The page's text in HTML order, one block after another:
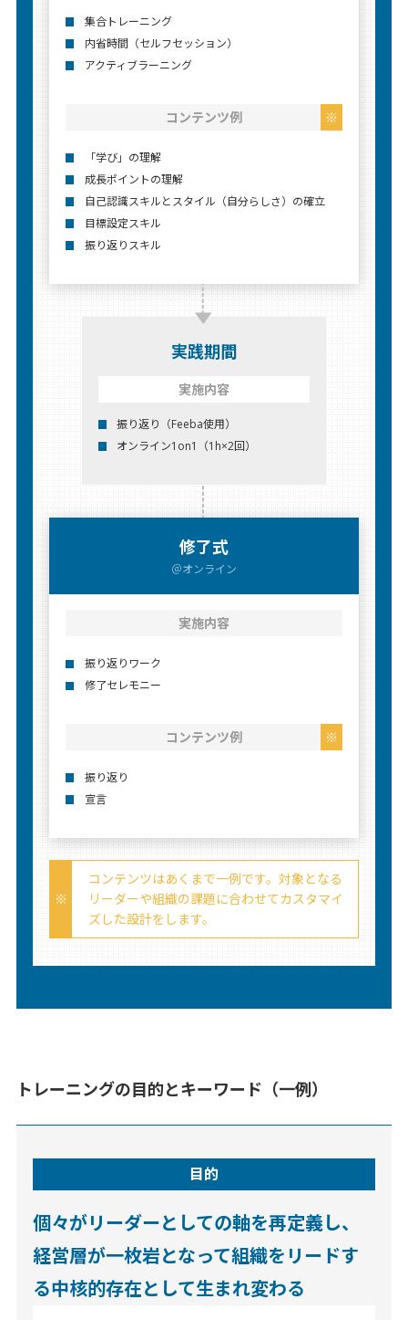
集合トレーニング
内省時間（セルフセッション）
アクティブラーニング
コンテンツ例
「学び」の理解
成⻑ポイントの理解
⾃⼰認識スキルとスタイル（⾃分らしさ）の確⽴
⽬標設定スキル
振り返りスキル
実践期間
実施内容
振り返り（Feeba使⽤）
オンライン1on1（1h×2回）
修了式
＠オンライン
実施内容
振り返りワーク
修了セレモニー
コンテンツ例
振り返り
宣⾔
コンテンツはあくまで一例です。対象となる
リーダーや組織の課題に合わせてカスタマイ
ズした設計をします。
トレーニングの目的とキーワード（一例）
目的
個々がリーダーとしての軸を再定義し、
経営層が一枚岩となって組織をリードす
る中核的存在として生まれ変わる